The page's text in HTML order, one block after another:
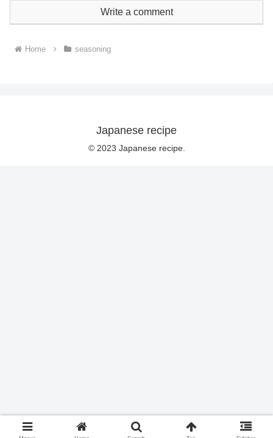
Write a comment
Home seasoning
Japanese recipe
© 2023 Japanese recipe.